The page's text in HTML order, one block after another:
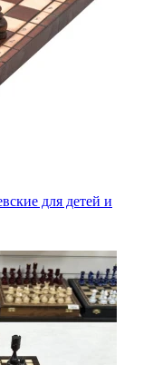
для детей и